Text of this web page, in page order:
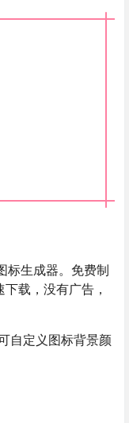
标生成器。免费制
载，没有广告，
自定义图标背景颜